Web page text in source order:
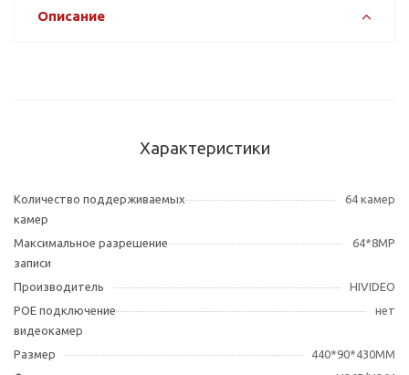
Описание
Характеристики
Количество поддерживаемых
камер
64 камер
Максимальное разрешение
записи
64*8MP
Производитель
HIVIDEO
POE подключение
видеокамер
нет
Размер
440*90*430MM